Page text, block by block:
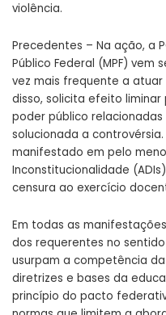
violência.
Precedentes – Na ação, a
Público Federal (MPF)
vez mais frequente a atuar
disso, solicita efeito
poder público
solucionada a
manifestado em pelo
Inconstitucionalidade
censura ao exercício
Em todas as
dos requerentes no
usurpam a competência
diretrizes e bases da
princípio do pacto